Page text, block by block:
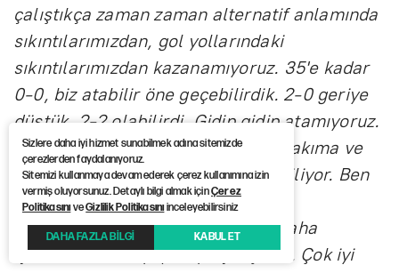
çalıştıkça zaman zaman alternatif anlamında
sıkıntılarımızdan, gol yollarındaki
sıkıntılarımızdan kazanamıyoruz. 35'e kadar
0-0, biz atabilir öne geçebilirdik. 2-0 geriye
düştük, 2-2 olabilirdi. Gidip gidip atamıyoruz.
Atamayınca böylesine önemli bir takıma ve
Barış Alper'e karşı belirleyici olabiliyor. Ben
oyuncularımla gurur duyuyorum.
Oyuncularımıza ne gösterdiysek saha
içerisinde bunu yapmaya çalıştılar. Çok iyi
Sizlere daha iyi hizmet sunabilmek adına sitemizde
çerezlerden faydalanıyoruz.
Sitemizi kullanmaya devam ederek çerez kullanımına izin
vermiş oluyorsunuz. Detaylı bilgi almak içinÇerez
PolitikasınıveGizlilik Politikasınıinceleyebilirsiniz
DAHA FAZLA BİLGİ KABUL ET